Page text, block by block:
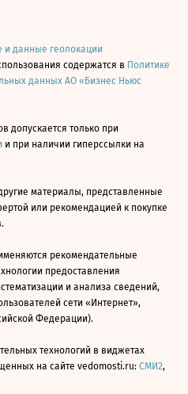
и данные геолокации
содержатся в Политике
данных АО «Бизнес Ньюс
допускается только при
и при наличии гиперссылки на
материалы, представленные
или рекомендацией к покупке
рекомендательные
предоставления
и анализа сведений,
сети «Интернет»,
Федерации).
технологий в виджетах
на сайте vedomosti.ru: СМИ2,